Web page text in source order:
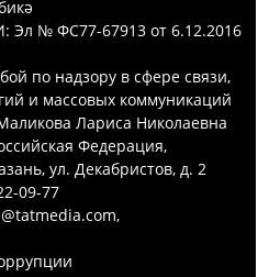
Эл № ФС77-67913 от 6.12.2016
по надзору в сфере связи,
и массовых коммуникаций
Лариса Николаевна
Федерация,
ул. Декабристов, д. 2
09-77